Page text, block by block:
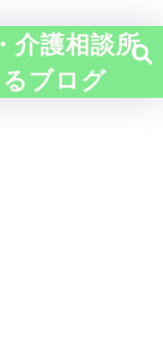
介護相談所
ブログ